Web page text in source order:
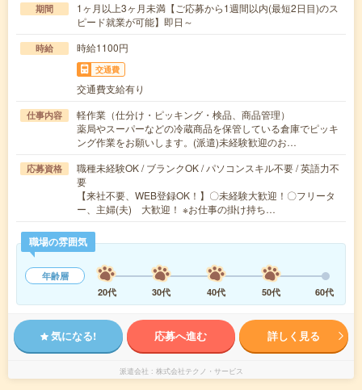
期間
1ヶ月以上3ヶ月未満【ご応募から1週間以内(最短2日目)のス
ピード就業が可能】即日～
時給 時給1100円
交通費
交通費支給有り
仕事内容
軽作業（仕分け・ピッキング・検品、商品管理）
薬局やスーパーなどの冷蔵商品を保管している倉庫でピッキ
ング作業をお願いします。(派遣)未経験歓迎のお…
応募資格
職種未経験OK / ブランクOK / パソコンスキル不要 / 英語力不
要
【来社不要、WEB登録OK！】〇未経験大歓迎！〇フリータ
ー、主婦(夫) 大歓迎！ ※お仕事の掛け持ち…
職場の雰囲気
年齢層
20代
30代 40代 50代 60代
気になる! 応募へ進む 詳しく見る
派遣会社 株式会社テクノ・サービス